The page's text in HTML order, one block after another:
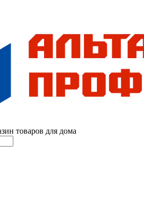
товаров для дома